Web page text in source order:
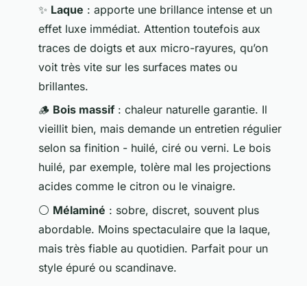
✨ Laque : apporte une brillance intense et un
effet luxe immédiat. Attention toutefois aux
traces de doigts et aux micro-rayures, qu’on
voit très vite sur les surfaces mates ou
brillantes.
🪵 Bois massif : chaleur naturelle garantie. Il
vieillit bien, mais demande un entretien régulier
selon sa finition - huilé, ciré ou verni. Le bois
huilé, par exemple, tolère mal les projections
acides comme le citron ou le vinaigre.
⚪ Mélaminé : sobre, discret, souvent plus
abordable. Moins spectaculaire que la laque,
mais très fiable au quotidien. Parfait pour un
style épuré ou scandinave.